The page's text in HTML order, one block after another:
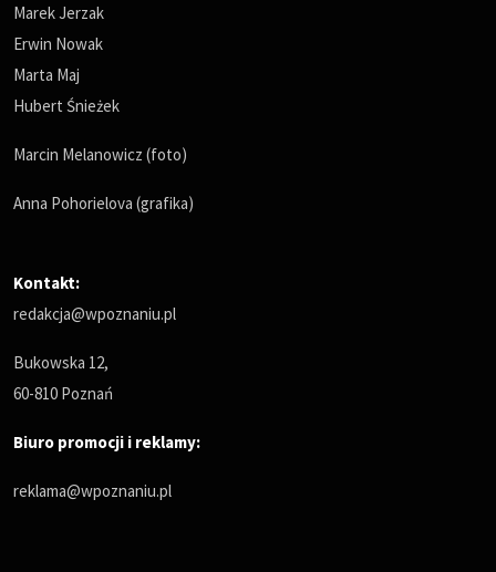
Marek Jerzak
Erwin Nowak
Marta Maj
Hubert Śnieżek
Marcin Melanowicz (foto)
Anna Pohorielova (grafika)
Kontakt:
redakcja@wpoznaniu.pl
Bukowska 12,
60-810 Poznań
Biuro promocji i reklamy:
reklama@wpoznaniu.pl